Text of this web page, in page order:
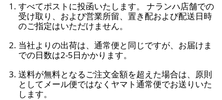
すべてポストに投函いたします。 ナランハ店舗での
受け取り、および営業所留、置き配および配送日時
のご指定はいただけません。
当社よりの出荷は、通常便と同じですが、お届けま
での日数は2-5日かかります。
送料が無料となるご注文金額を超えた場合は、原則
としてメール便ではなくヤマト通常便でお送りいた
します。